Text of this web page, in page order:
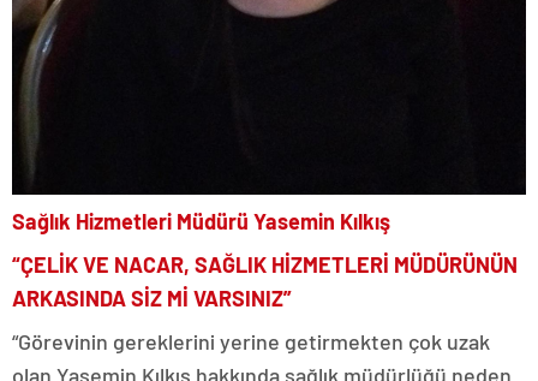
Sağlık Hizmetleri Müdürü Yasemin Kılkış
“ÇELİK VE NACAR, SAĞLIK HİZMETLERİ MÜDÜRÜNÜN
ARKASINDA SİZ Mİ VARSINIZ”
“Görevinin gereklerini yerine getirmekten çok uzak
olan Yasemin Kılkış hakkında sağlık müdürlüğü neden